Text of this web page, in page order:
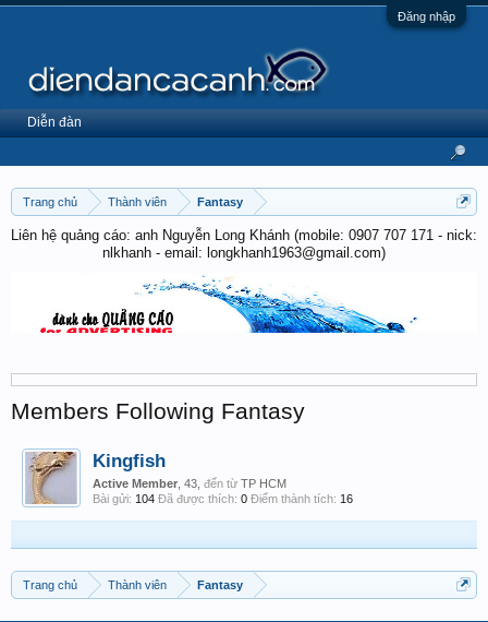
Đăng nhập
Trang chủ Thành viên Fantasy
Liên hệ quảng cáo: anh Nguyễn Long Khánh (mobile: 0907 707 171 - nick:
nlkhanh - email: longkhanh1963@gmail.com)
Members Following Fantasy
Kingfish
Active Member , 43, đến từ TP HCM
Bài gửi: 104 Đã được thích: 0 Điểm thành tích: 16
Trang chủ Thành viên Fantasy
Diễn đàn